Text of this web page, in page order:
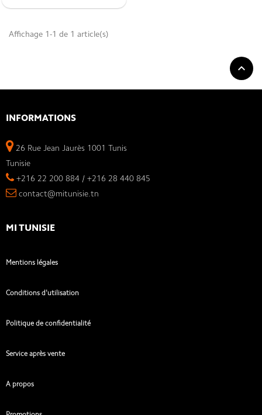
ultra-fines et sa résolution ultra-claire en 1,5K.
Affichage 1-1 de 1 article(s)

INFORMATIONS
26 Rue Jean Jaurès 1001 Tunis
Tunisie
+216 22 200 884 / +216 28 440 845
contact@mitunisie.tn
MI TUNISIE
Mentions légales
Conditions d'utilisation
Politique de confidentialité
Service après vente
A propos